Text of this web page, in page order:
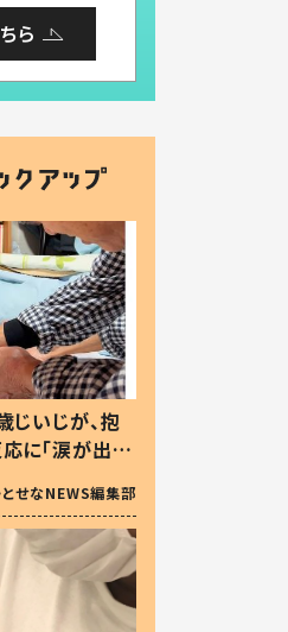
ら
じいじが、抱
に「涙が出ま
」
とせなNEWS編集部